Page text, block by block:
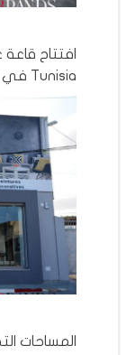
Tunisia في بنزرت Boero Bizerte
المساحات